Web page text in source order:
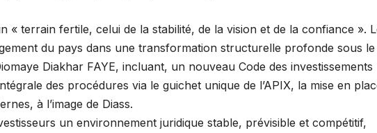
« terrain fertile, celui de la stabilité, de la vision et de la confiance ».
du pays dans une transformation structurelle profonde sous le
Diakhar FAYE, incluant, un nouveau Code des investissements
des procédures via le guichet unique de l’APIX, la mise en
à l’image de Diass.
un environnement juridique stable, prévisible et compétitif,